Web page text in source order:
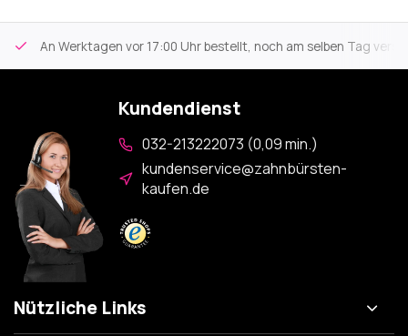
An Werktagen vor 17:00 Uhr bestellt, noch am selben Tag
Kundendienst
032-213222073 (0,09 min.)
kundenservice@zahnbürsten-
kaufen.de
Nützliche Links